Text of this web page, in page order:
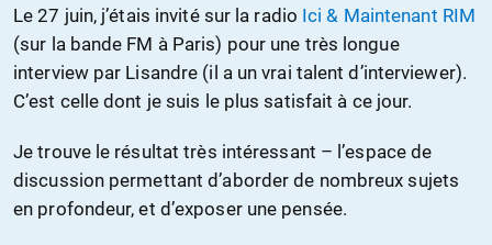
DON
Le 27 juin, j’étais invité sur la radio Ici & Maintenant RIM
(sur la bande FM à Paris) pour une très longue
interview par Lisandre (il a un vrai talent d’interviewer).
C’est celle dont je suis le plus satisfait à ce jour.
Je trouve le résultat très intéressant – l’espace de
discussion permettant d’aborder de nombreux sujets
en profondeur, et d’exposer une pensée.